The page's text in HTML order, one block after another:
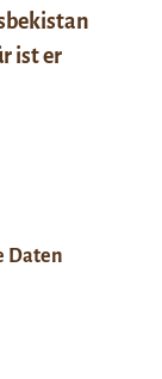
ist er
Daten